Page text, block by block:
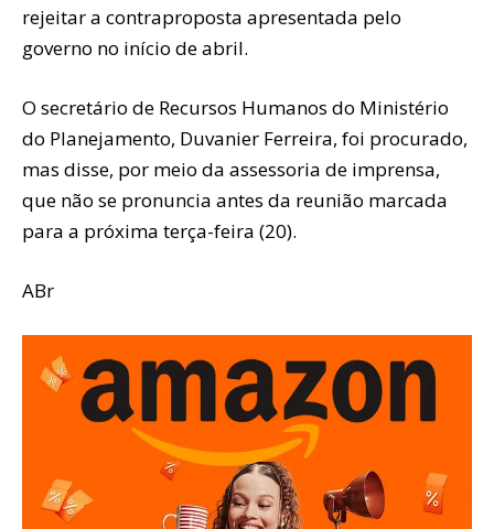
rejeitar a contraproposta apresentada pelo
governo no início de abril.
O secretário de Recursos Humanos do Ministério
do Planejamento, Duvanier Ferreira, foi procurado,
mas disse, por meio da assessoria de imprensa,
que não se pronuncia antes da reunião marcada
para a próxima terça-feira (20).
ABr